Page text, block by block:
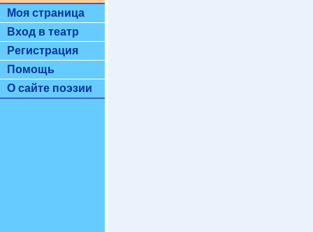
Моя страница
Вход в театр
Регистрация
Помощь
О сайте поэзии